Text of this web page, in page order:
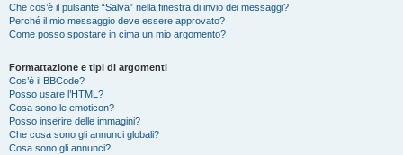
Che cos’è il pulsante “Salva” nella finestra di invio dei messaggi?
Perché il mio messaggio deve essere approvato?
Come posso spostare in cima un mio argomento?
Formattazione e tipi di argomenti
Cos’è il BBCode?
Posso usare l’HTML?
Cosa sono le emoticon?
Posso inserire delle immagini?
Che cosa sono gli annunci globali?
Cosa sono gli annunci?